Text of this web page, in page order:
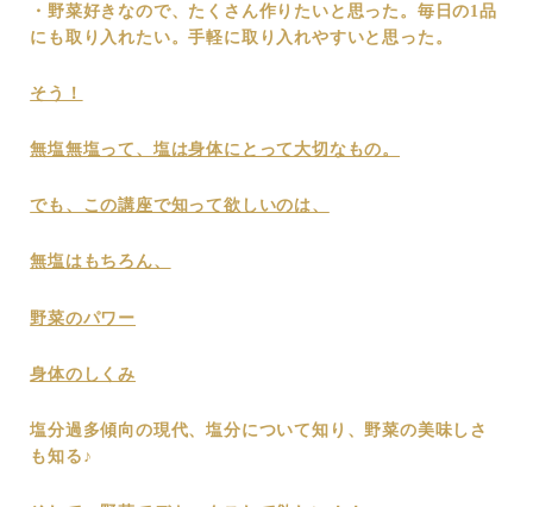
・野菜好きなので、たくさん作りたいと思った。毎日の1品
にも取り入れたい。手軽に取り入れやすいと思った。
そう！
無塩無塩って、塩は身体にとって大切なもの。
でも、この講座で知って欲しいのは、
無塩はもちろん、
野菜のパワー
身体のしくみ
塩分過多傾向の現代、塩分について知り、野菜の美味しさ
も知る♪